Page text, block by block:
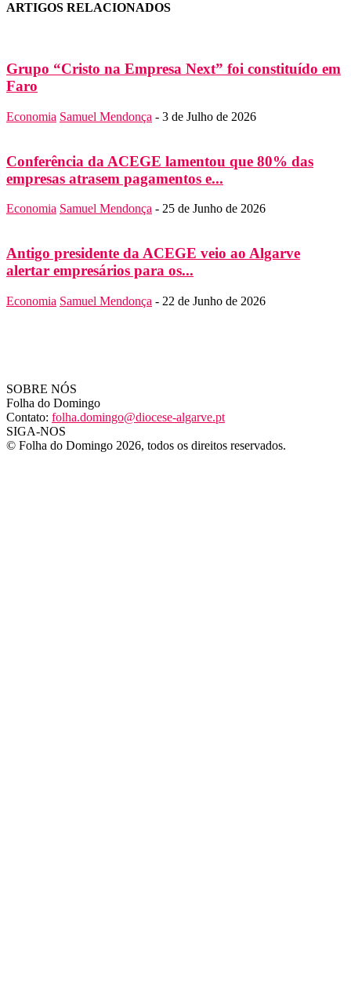
ARTIGOS RELACIONADOS
Grupo “Cristo na Empresa Next” foi constituído em
Faro
Economia Samuel Mendonça - 3 de Julho de 2026
Conferência da ACEGE lamentou que 80% das
empresas atrasem pagamentos e...
Economia Samuel Mendonça - 25 de Junho de 2026
Antigo presidente da ACEGE veio ao Algarve
alertar empresários para os...
Economia Samuel Mendonça - 22 de Junho de 2026
SOBRE NÓS
Folha do Domingo
Contato: folha.domingo@diocese-algarve.pt
SIGA-NOS
© Folha do Domingo 2026, todos os direitos reservados.